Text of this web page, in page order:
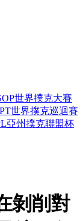
世界撲克大賽
世界撲克巡迴賽
亞州撲克聯盟杯
剝削對